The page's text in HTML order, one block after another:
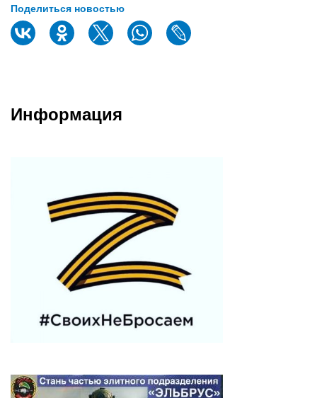
Поделиться новостью
Информация